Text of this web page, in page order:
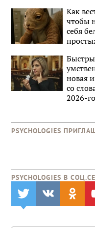
Как
чтобы
себя
новая
со
2026-го
PSYCHOLOGIES
PSYCHOLOGIES В